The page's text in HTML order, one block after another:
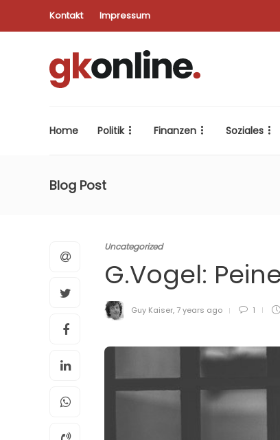
Kontakt Impressum
Home Politik Finanzen Soziales
Blog Post
Uncategorized
G.Vogel:
Guy Kaiser, 7 years ago 1